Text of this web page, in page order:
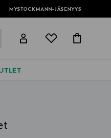
MYSTOCKMANN-JÄSENYYS
label.header.go